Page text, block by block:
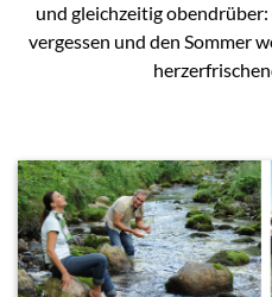
und gleichzeitig
vergessen und den Sommer